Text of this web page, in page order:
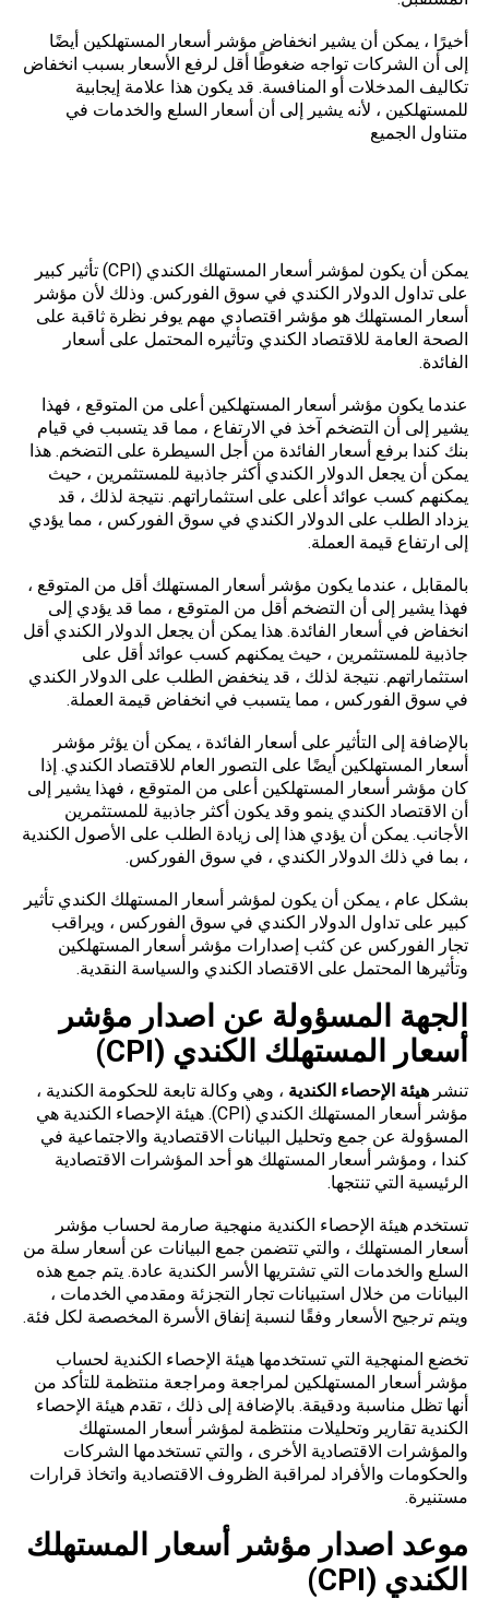
أخيرًا ، يمكن أن يشير انخفاض مؤشر أسعار المستهلكين أيضًا
إلى أن الشركات تواجه ضغوطًا أقل لرفع الأسعار بسبب انخفاض
تكاليف المدخلات أو المنافسة. قد يكون هذا علامة إيجابية
للمستهلكين ، لأنه يشير إلى أن أسعار السلع والخدمات في
متناول الجميع
يمكن أن يكون لمؤشر أسعار المستهلك الكندي (CPI) تأثير كبير
على تداول الدولار الكندي في سوق الفوركس. وذلك لأن مؤشر
أسعار المستهلك هو مؤشر اقتصادي مهم يوفر نظرة ثاقبة على
الصحة العامة للاقتصاد الكندي وتأثيره المحتمل على أسعار
الفائدة.
عندما يكون مؤشر أسعار المستهلكين أعلى من المتوقع ، فهذا
يشير إلى أن التضخم آخذ في الارتفاع ، مما قد يتسبب في قيام
بنك كندا برفع أسعار الفائدة من أجل السيطرة على التضخم. هذا
يمكن أن يجعل الدولار الكندي أكثر جاذبية للمستثمرين ، حيث
يمكنهم كسب عوائد أعلى على استثماراتهم. نتيجة لذلك ، قد
يزداد الطلب على الدولار الكندي في سوق الفوركس ، مما يؤدي
إلى ارتفاع قيمة العملة.
بالمقابل ، عندما يكون مؤشر أسعار المستهلك أقل من المتوقع ،
فهذا يشير إلى أن التضخم أقل من المتوقع ، مما قد يؤدي إلى
انخفاض في أسعار الفائدة. هذا يمكن أن يجعل الدولار الكندي أقل
جاذبية للمستثمرين ، حيث يمكنهم كسب عوائد أقل على
استثماراتهم. نتيجة لذلك ، قد ينخفض الطلب على الدولار الكندي
في سوق الفوركس ، مما يتسبب في انخفاض قيمة العملة.
بالإضافة إلى التأثير على أسعار الفائدة ، يمكن أن يؤثر مؤشر
أسعار المستهلكين أيضًا على التصور العام للاقتصاد الكندي. إذا
كان مؤشر أسعار المستهلكين أعلى من المتوقع ، فهذا يشير إلى
أن الاقتصاد الكندي ينمو وقد يكون أكثر جاذبية للمستثمرين
الأجانب. يمكن أن يؤدي هذا إلى زيادة الطلب على الأصول الكندية
، بما في ذلك الدولار الكندي ، في سوق الفوركس.
بشكل عام ، يمكن أن يكون لمؤشر أسعار المستهلك الكندي تأثير
كبير على تداول الدولار الكندي في سوق الفوركس ، ويراقب
تجار الفوركس عن كثب إصدارات مؤشر أسعار المستهلكين
وتأثيرها المحتمل على الاقتصاد الكندي والسياسة النقدية.
الجهة المسؤولة عن اصدار مؤشر
أسعار المستهلك الكندي (CPI)
تنشرهيئة الإحصاء الكندية ، وهي وكالة تابعة للحكومة الكندية ،
مؤشر أسعار المستهلك الكندي (CPI). هيئة الإحصاء الكندية هي
المسؤولة عن جمع وتحليل البيانات الاقتصادية والاجتماعية في
كندا ، ومؤشر أسعار المستهلك هو أحد المؤشرات الاقتصادية
الرئيسية التي تنتجها.
تستخدم هيئة الإحصاء الكندية منهجية صارمة لحساب مؤشر
أسعار المستهلك ، والتي تتضمن جمع البيانات عن أسعار سلة من
السلع والخدمات التي تشتريها الأسر الكندية عادة. يتم جمع هذه
البيانات من خلال استبيانات تجار التجزئة ومقدمي الخدمات ،
ويتم ترجيح الأسعار وفقًا لنسبة إنفاق الأسرة المخصصة لكل فئة.
تخضع المنهجية التي تستخدمها هيئة الإحصاء الكندية لحساب
مؤشر أسعار المستهلكين لمراجعة ومراجعة منتظمة للتأكد من
أنها تظل مناسبة ودقيقة. بالإضافة إلى ذلك ، تقدم هيئة الإحصاء
الكندية تقارير وتحليلات منتظمة لمؤشر أسعار المستهلك
والمؤشرات الاقتصادية الأخرى ، والتي تستخدمها الشركات
والحكومات والأفراد لمراقبة الظروف الاقتصادية واتخاذ قرارات
مستنيرة.
موعد اصدار مؤشر أسعار المستهلك
الكندي (CPI
)